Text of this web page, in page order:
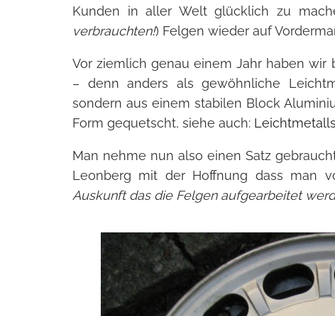
Kunden in aller Welt glücklich zu
verbrauchten!) Felgen wieder auf
Vor ziemlich genau einem Jahr haben
– denn anders als gewöhnliche
sondern aus einem stabilen Block
Form gequetscht, siehe auch:
Man nehme nun also einen Satz
Leonberg mit der Hoffnung dass man
Auskunft das die Felgen aufgearbeitet